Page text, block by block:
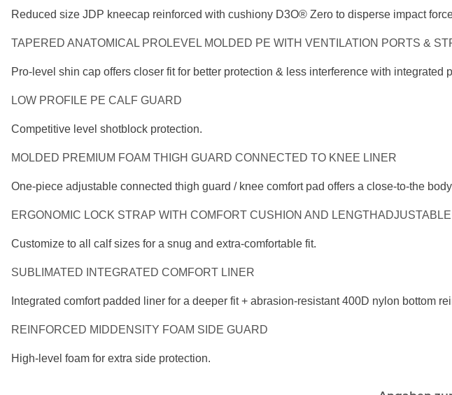
Reduced size JDP kneecap reinforced with cushiony D3O® Zero to disperse impact
TAPERED ANATOMICAL PROLEVEL MOLDED PE WITH VENTILATION PORTS &
Pro-level shin cap offers closer fit for better protection & less interference with integrated
LOW PROFILE PE CALF GUARD
Competitive level shotblock protection.
MOLDED PREMIUM FOAM THIGH GUARD CONNECTED TO KNEE LINER
One-piece adjustable connected thigh guard / knee comfort pad offers a close-to-the body
ERGONOMIC LOCK STRAP WITH COMFORT CUSHION AND
Customize to all calf sizes for a snug and extra-comfortable fit.
SUBLIMATED INTEGRATED COMFORT LINER
Integrated comfort padded liner for a deeper fit + abrasion-resistant 400D nylon bottom
REINFORCED MIDDENSITY FOAM SIDE GUARD
High-level foam for extra side protection.